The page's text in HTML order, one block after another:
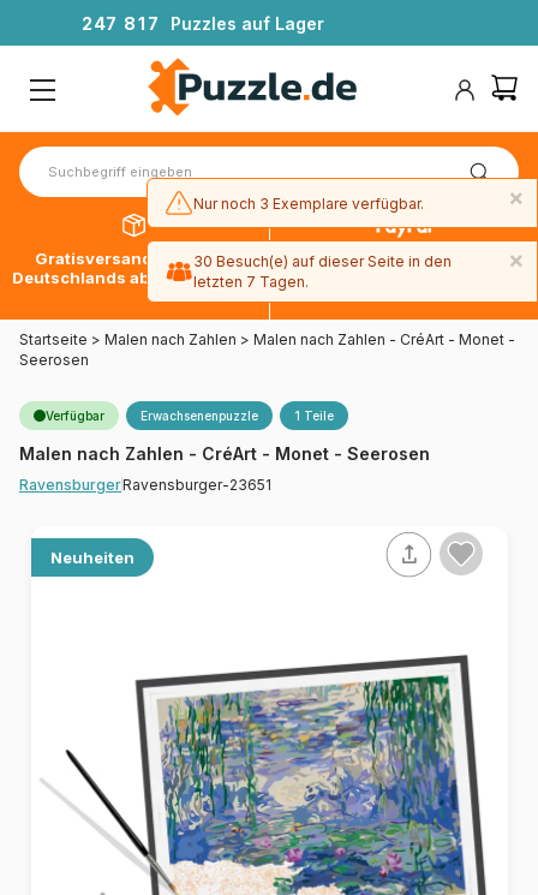
247 81 7 Puzzles auf Lager
Gratisversand innerhalb
Deutschlands ab 49 € mit DPD
30 Tage später bezahlen
Startseite > Malen nach Zahlen > Malen nach Zahlen - CréArt - Monet -
Seerosen
Verfügbar Erwachsenenpuzzle 1 Teile
Malen nach Zahlen - CréArt - Monet - Seerosen
RavensburgerRavensburger-23651
Neuheiten
×
Nur noch 3 Exemplare verfügbar.
×
30 Besuch(e) auf dieser Seite in den
letzten 7 Tagen.